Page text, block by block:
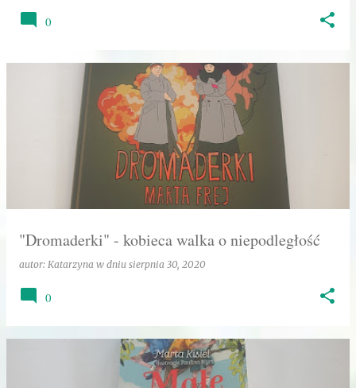
0
"Dromaderki" - kobieca walka o niepodległość
autor: Katarzyna w dniu sierpnia 30, 2020
0